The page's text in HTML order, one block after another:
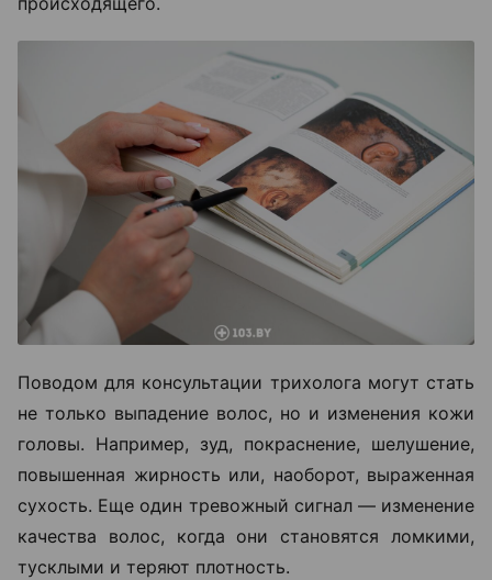
Поводом для консультации трихолога могут стать
не только выпадение волос, но и изменения кожи
головы. Например, зуд, покраснение, шелушение,
повышенная жирность или, наоборот, выраженная
сухость. Еще один тревожный сигнал — изменение
качества волос, когда они становятся ломкими,
тусклыми и теряют плотность.